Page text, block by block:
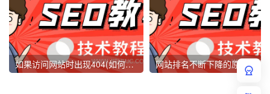
如果访问网站时出现404(如何解决404错误页面)